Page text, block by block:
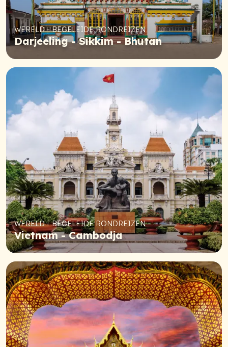
WERELD - BEGELEIDE RONDREIZEN
Darjeeling - Sikkim - Bhutan
WERELD - BEGELEIDE RONDREIZEN
Vietnam - Cambodja